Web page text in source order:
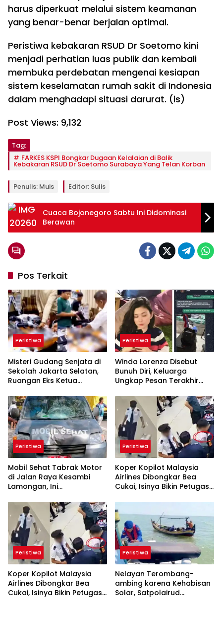
harus diperkuat melalui sistem keamanan
yang benar-benar berjalan optimal.
Peristiwa kebakaran RSUD Dr Soetomo kini
menjadi perhatian luas publik dan kembali
membuka perdebatan mengenai kesiapan
sistem keselamatan rumah sakit di Indonesia
dalam menghadapi situasi darurat. (is)
Post Views: 9,132
Tag:
FARKES KSPI Bongkar Dugaan Kelalaian di Balik
Kebakaran RSUD Dr Soetomo Surabaya Yang Telan Korban
Penulis: Muis Editor: Sulis
Cuaca Bojonegoro Sabtu Ini Didominasi
Berawan
Pos Terkait
Peristiwa
Misteri Gudang Senjata di
Sekolah Jakarta Selatan,
Ruangan Eks Ketua
Peristiwa
Winda Lorenza Disebut
Bunuh Diri, Keluarga
Ungkap Pesan Terakhir
Peristiwa
Mobil Sehat Tabrak Motor
di Jalan Raya Kesambi
Lamongan, Ini
Peristiwa
Koper Kopilot Malaysia
Airlines Dibongkar Bea
Cukai, Isinya Bikin Petugas
Peristiwa
Koper Kopilot Malaysia
Airlines Dibongkar Bea
Cukai, Isinya Bikin Petugas
Peristiwa
Nelayan Terombang-
ambing karena Kehabisan
Solar, Satpolairud